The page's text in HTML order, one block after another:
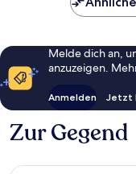
Melde dich an,
anzuzeigen.
Anmelden Jetzt
Zur Gegend